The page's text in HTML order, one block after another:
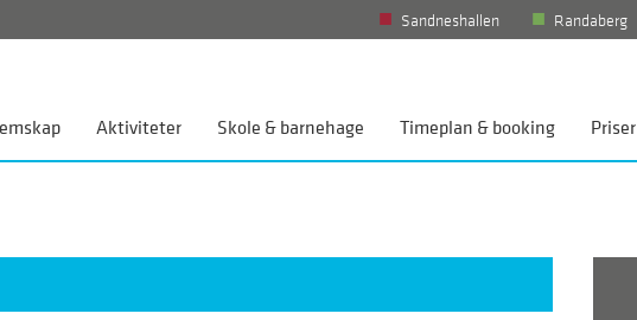
Sandneshallen Randaberg
Aktiviteter Skole & barnehage Timeplan & booking Priser